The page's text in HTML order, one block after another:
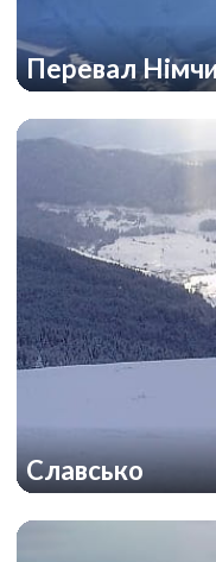
Перевал
Славсько